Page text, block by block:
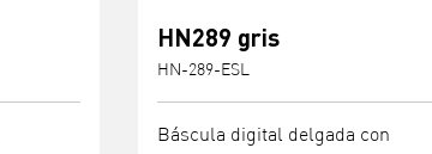
HN289 gris
HN-289-ESL
Báscula digital delgada con